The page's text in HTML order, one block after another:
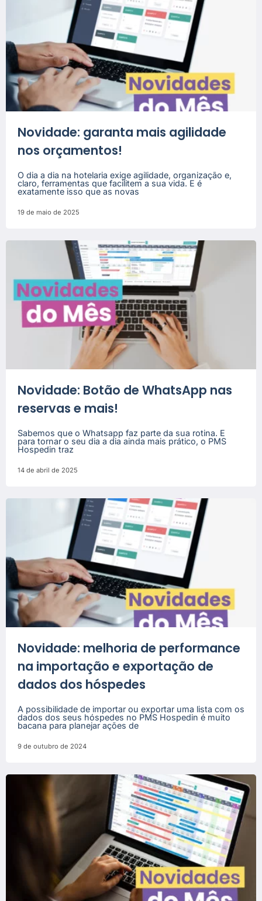
Novidade: garanta mais agilidade
nos orçamentos!
O dia a dia na hotelaria exige agilidade, organização e,
claro, ferramentas que facilitem a sua vida. E é
exatamente isso que as novas
19 de maio de 2025
Novidade: Botão de WhatsApp nas
reservas e mais!
Sabemos que o Whatsapp faz parte da sua rotina. E
para tornar o seu dia a dia ainda mais prático, o PMS
Hospedin traz
14 de abril de 2025
Novidade: melhoria de performance
na importação e exportação de
dados dos hóspedes
A possibilidade de importar ou exportar uma lista com os
dados dos seus hóspedes no PMS Hospedin é muito
bacana para planejar ações de
9 de outubro de 2024